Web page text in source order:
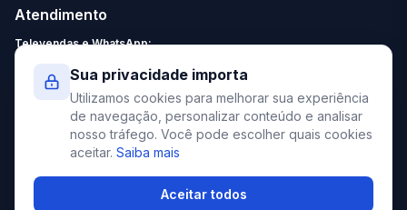
Atendimento
Televendas e WhatsApp:
Sábado: 9:00 - 13:00
contato@elevato.com.br
+55 51 4042-9413
Sua privacidade importa
Utilizamos cookies para melhorar sua experiência
de navegação, personalizar conteúdo e analisar
nosso tráfego. Você pode escolher quais cookies
aceitar. Saiba mais
Aceitar todos